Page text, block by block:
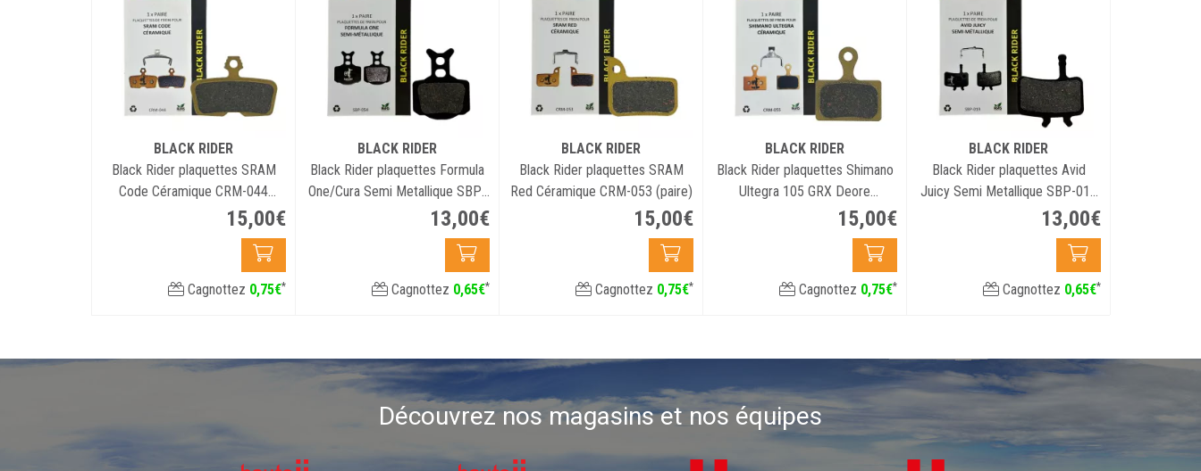
BLACK RIDER
Black Rider plaquettes SRAM
Code Céramique CRM-044
15,00€
Cagnottez 0,75€*
BLACK RIDER
Black Rider plaquettes Formula
One/Cura Semi Metallique SBP-
13,00€
Cagnottez 0,65€*
BLACK RIDER
Black Rider plaquettes SRAM
Red Céramique CRM-053 (paire)
15,00€
Cagnottez 0,75€*
BLACK RIDER
Black Rider plaquettes Shimano
Ultegra 105 GRX Deore
Céramique CRM-055 (paire)
15,00€
Cagnottez 0,75€*
BLACK RIDER
Black Rider plaquettes Avid
Juicy Semi Metallique SBP-019
13,00€
Cagnottez 0,65€*
Découvrez nos magasins et nos équipes